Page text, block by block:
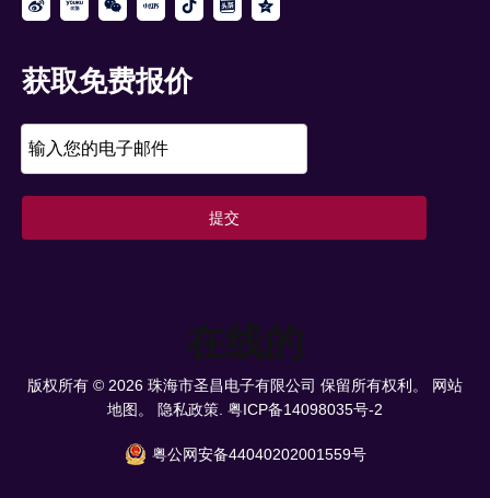
获取免费报价
提交
在线的
版权所有 © 2026 珠海市圣昌电子有限公司 保留所有权利。 网站
地图。
隐私政策. 粤ICP备14098035号-2
粤公网安备44040202001559号